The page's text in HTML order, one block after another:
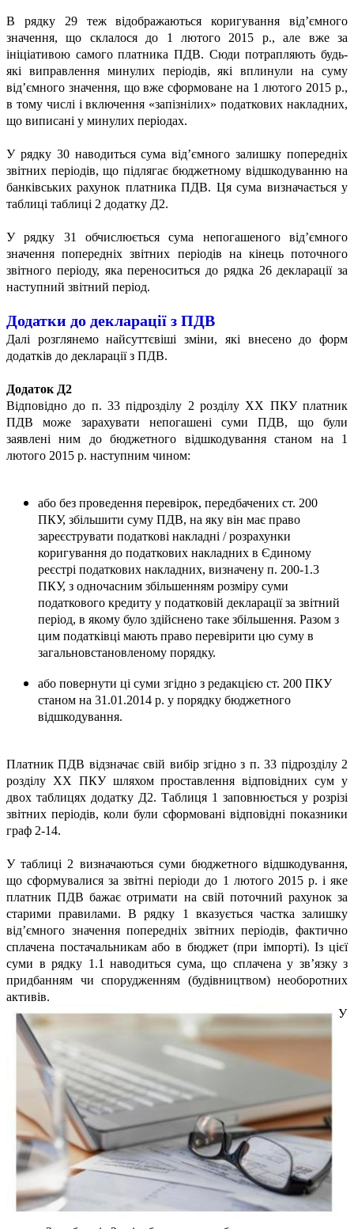
В рядку 29 теж відображаються коригування від’ємного
значення, що склалося до 1 лютого 2015 р., але вже за
ініціативою самого платника ПДВ. Сюди потрапляють будь-
які виправлення минулих періодів, які вплинули на суму
від’ємного значення, що вже сформоване на 1 лютого 2015 р.,
в тому числі і включення «запізнілих» податкових накладних,
що виписані у минулих періодах.
У рядку 30 наводиться сума від’ємного залишку попередніх
звітних періодів, що підлягає бюджетному відшкодуванню на
банківських рахунок платника ПДВ. Ця сума визначається у
таблиці таблиці 2 додатку Д2.
У рядку 31 обчислюється сума непогашеного від’ємного
значення попередніх звітних періодів на кінець поточного
звітного періоду, яка переноситься до рядка 26 декларації за
наступний звітний період.
Додатки до декларації з ПДВ
Далі розглянемо найсуттєвіші зміни, які внесено до форм
додатків до декларації з ПДВ.
Додаток Д2
Відповідно до п. 33 підрозділу 2 розділу ХХ ПКУ платник
ПДВ може зарахувати непогашені суми ПДВ, що були
заявлені ним до бюджетного відшкодування станом на 1
лютого 2015 р. наступним чином:
або без проведення перевірок, передбачених ст. 200
ПКУ, збільшити суму ПДВ, на яку він має право
зареєструвати податкові накладні / розрахунки
коригування до податкових накладних в Єдиному
реєстрі податкових накладних, визначену п. 200-1.3
ПКУ, з одночасним збільшенням розміру суми
податкового кредиту у податковій декларації за звітний
період, в якому було здійснено таке збільшення. Разом з
цим податківці мають право перевірити цю суму в
загальновстановленому порядку.
або повернути ці суми згідно з редакцією ст. 200 ПКУ
станом на 31.01.2014 р. у порядку бюджетного
відшкодування.
Платник ПДВ відзначає свій вибір згідно з п. 33 підрозділу 2
розділу ХХ ПКУ шляхом проставлення відповідних сум у
двох таблицях додатку Д2. Таблиця 1 заповнюється у розрізі
звітних періодів, коли були сформовані відповідні показники
граф 2-14.
У таблиці 2 визначаються суми бюджетного відшкодування,
що сформувалися за звітні періоди до 1 лютого 2015 р. і яке
платник ПДВ бажає отримати на свій поточний рахунок за
старими правилами. В рядку 1 вказується частка залишку
від’ємного значення попередніх звітних періодів, фактично
сплачена постачальникам або в бюджет (при імпорті). Із цієї
суми в рядку 1.1 наводиться сума, що сплачена у зв’язку з
придбанням чи спорудженням (будівництвом) необоротних
активів.
У